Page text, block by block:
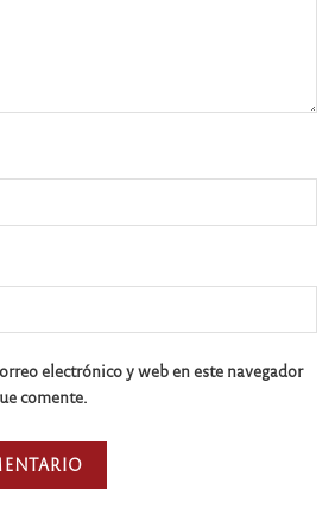
electrónico y web en este navegador
comente.